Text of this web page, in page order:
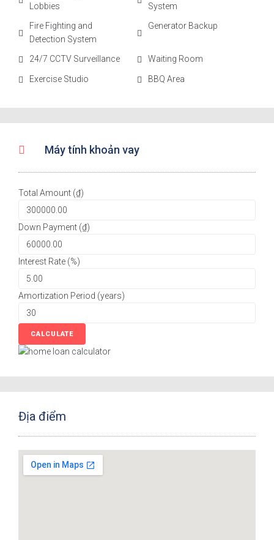
Lobbies
System
Fire Fighting and
Detection System
Generator Backup
24/7 CCTV Surveillance Waiting Room
Exercise Studio BBQ Area
Máy tính khoản vay
Total Amount (₫)
Down Payment (₫)
Interest Rate (%)
Amortization Period (years)
Địa điểm